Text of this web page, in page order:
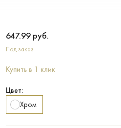
647.99 руб.
Под заказ
Купить в 1 клик
Цвет:
Хром